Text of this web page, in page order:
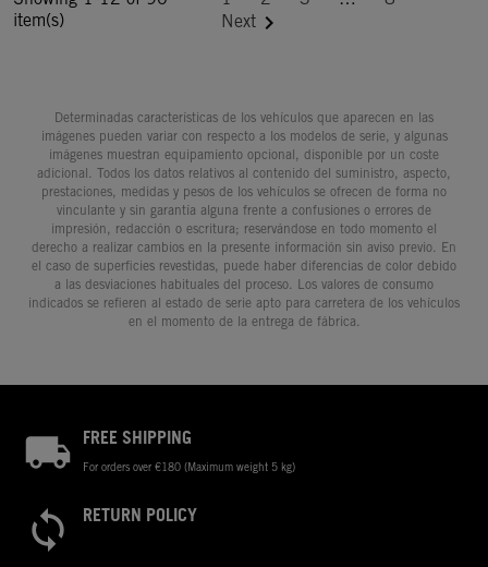
item(s)
Next 
Determinadas características de los vehículos que aparecen en las
imágenes pueden variar con respecto a los modelos de serie, y algunas
imágenes muestran equipamiento opcional, disponible por un coste
adicional. Todos los datos relativos al contenido del suministro, aspecto,
prestaciones, medidas y pesos de los vehículos se ofrecen de forma no
vinculante y sin garantía alguna frente a confusiones o errores de
impresión, redacción o escritura; reservándose en todo momento el
derecho a realizar cambios en la presente información sin aviso previo. En
el caso de superficies revestidas, puede haber diferencias de color debido
a las desviaciones habituales del proceso. Los valores de consumo
indicados se refieren al estado de serie apto para carretera de los vehículos
en el momento de la entrega de fábrica.
FREE SHIPPING
For orders over €180 (Maximum weight 5 kg)
RETURN POLICY